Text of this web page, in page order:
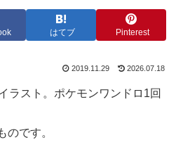
はてブ Pinterest
2019.11.29 2026.07.18
ラスト。ポケモンワンドロ1回
のです。